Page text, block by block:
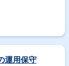
運用保守